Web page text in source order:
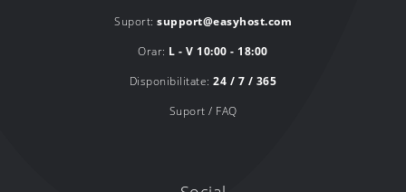
Suport: support@easyhost.com
Orar: L - V 10:00 - 18:00
Disponibilitate:24 / 7 / 365
Suport / FAQ